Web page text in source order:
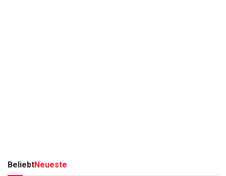
BeliebtNeueste